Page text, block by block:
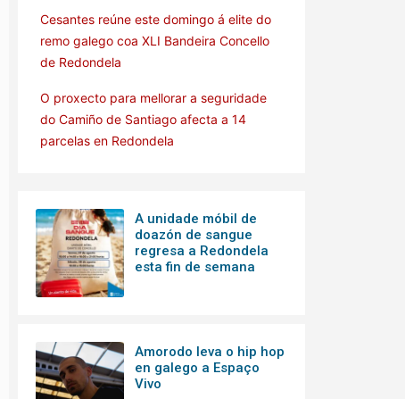
Cesantes reúne este domingo á elite do
remo galego coa XLI Bandeira Concello
de Redondela
O proxecto para mellorar a seguridade
do Camiño de Santiago afecta a 14
parcelas en Redondela
A unidade móbil de
doazón de sangue
regresa a Redondela
esta fin de semana
Amorodo leva o hip hop
en galego a Espaço
Vivo